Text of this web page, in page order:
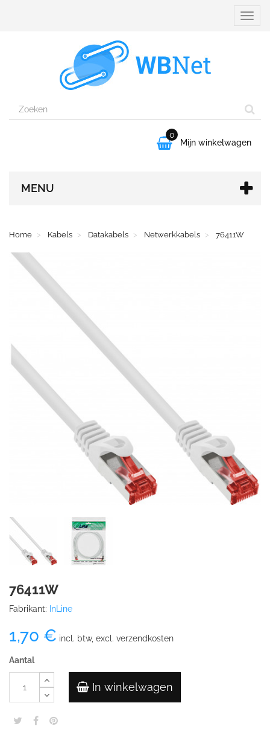

0
Mijn winkelwagen
MENU
Home Kabels Datakabels Netwerkkabels 76411W
76411W
Fabrikant: InLine
1,70 € incl. btw, excl. verzendkosten
Aantal
In winkelwagen